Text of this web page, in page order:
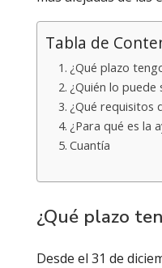
Tabla de
¿Qué plazo
¿Quién lo puede
¿Qué requisitos
¿Para qué es la
Cuantía
¿Qué plazo
Desde el 31 de